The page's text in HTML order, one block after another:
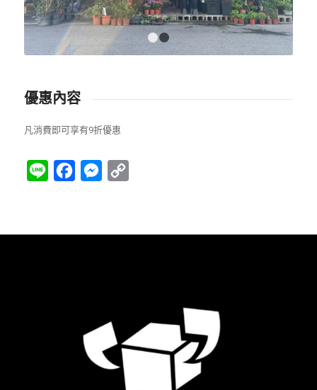
2
優惠內容
凡消費即可享有9折優惠
Line FacebookMessenger